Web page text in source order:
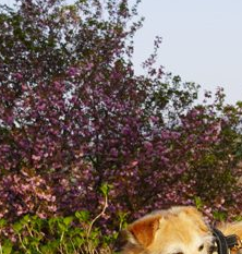
ス
キ
ッ
プ